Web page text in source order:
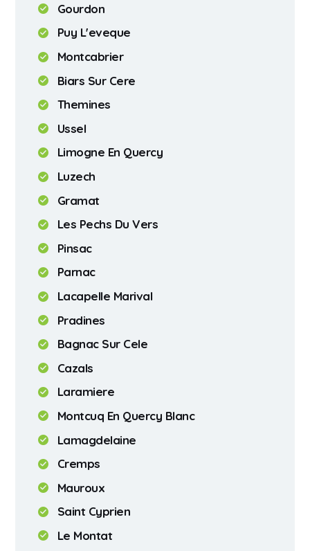
Gourdon
Puy L'eveque
Montcabrier
Biars Sur Cere
Themines
Ussel
Limogne En Quercy
Luzech
Gramat
Les Pechs Du Vers
Pinsac
Parnac
Lacapelle Marival
Pradines
Bagnac Sur Cele
Cazals
Laramiere
Montcuq En Quercy Blanc
Lamagdelaine
Cremps
Mauroux
Saint Cyprien
Le Montat